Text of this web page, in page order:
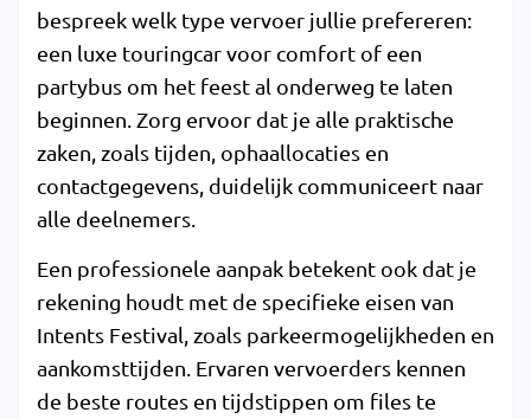
bespreek welk type vervoer jullie prefereren:
een luxe touringcar voor comfort of een
partybus om het feest al onderweg te laten
beginnen. Zorg ervoor dat je alle praktische
zaken, zoals tijden, ophaallocaties en
contactgegevens, duidelijk communiceert naar
alle deelnemers.
Een professionele aanpak betekent ook dat je
rekening houdt met de specifieke eisen van
Intents Festival, zoals parkeermogelijkheden en
aankomsttijden. Ervaren vervoerders kennen
de beste routes en tijdstippen om files te